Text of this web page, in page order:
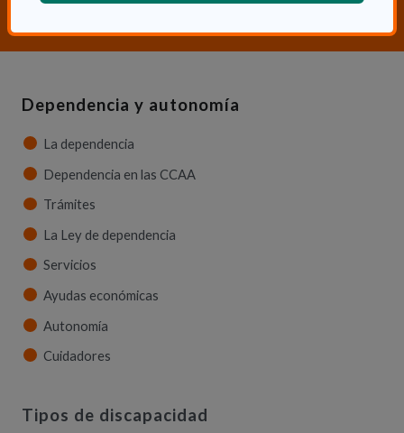
CONTACTA CON NOSOTROS
Dependencia y autonomía
La dependencia
Dependencia en las CCAA
Trámites
La Ley de dependencia
Servicios
Ayudas económicas
Autonomía
Cuidadores
Tipos de discapacidad